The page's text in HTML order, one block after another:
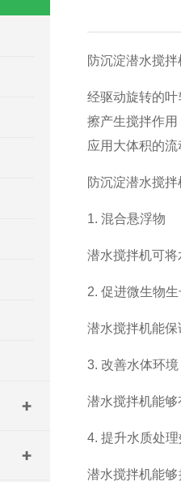
防沉淀潜水搅
经驱动旋转的
擦产生搅拌作
应用大体积的
防沉淀潜水搅
1. 混合悬浮物
潜水搅拌机可
2. 促进微生物生
潜水搅拌机能
3. 改善水体环境
潜水搅拌机能
4. 提升水质处理
潜水搅拌机能